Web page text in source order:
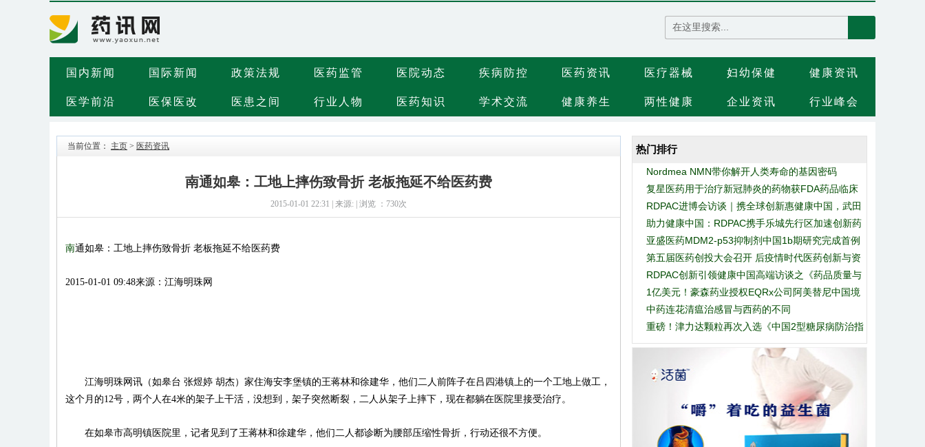
国内新闻 国际新闻 政策法规 医药监管 医院动态 疾病防控 医药资讯 医疗器械 妇幼保健 健康资讯
医学前沿 医保医改 医患之间 行业人物 医药知识 学术交流 健康养生 两性健康 企业资讯 行业峰会
当前位置： 主页 > 医药资讯
南通如皋：工地上摔伤致骨折 老板拖延不给医药费
2015-01-01 22:31 | 来源: | 浏览 ： 730次
南通如皋：工地上摔伤致骨折 老板拖延不给医药费
2015-01-01 09:48来源：江海明珠网
江海明珠网讯（如皋台 张煜婷 胡杰）家住海安李堡镇的王蒋林和徐建华，他们二人前阵子在吕四港镇上的一个工地上做工，
这个月的12号，两个人在4米的架子上干活，没想到，架子突然断裂，二人从架子上摔下，现在都躺在医院里接受治疗。
在如皋市高明镇医院里，记者见到了王蒋林和徐建华，他们二人都诊断为腰部压缩性骨折，行动还很不方便。
热门排行
Nordmea NMN带你解开人类寿命的基因密码
复星医药用于治疗新冠肺炎的药物获FDA药品临床
试验批准
RDPAC进博会访谈｜携全球创新惠健康中国，武田
制药鹤舞进博会
助力健康中国：RDPAC携手乐城先行区加速创新药
引进
亚盛医药MDM2-p53抑制剂中国1b期研究完成首例
患者给药
第五届医药创投大会召开 后疫情时代医药创新与资
本加速融合
RDPAC创新引领健康中国高端访谈之《药品质量与
安全》
1亿美元！豪森药业授权EQRx公司阿美替尼中国境
外权益
中药连花清瘟治感冒与西药的不同
重磅！津力达颗粒再次入选《中国2型糖尿病防治指
南》